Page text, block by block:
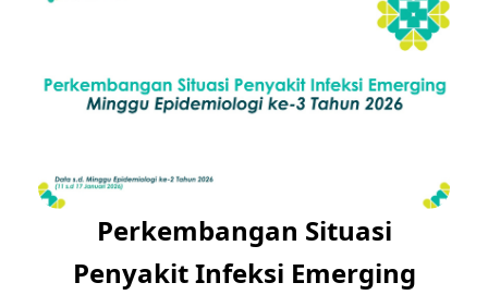
Perkembangan Situasi
Penyakit Infeksi Emerging